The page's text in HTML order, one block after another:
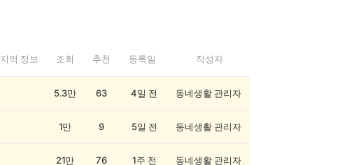
지역 정보 조회 추천 등록일 작성자
5.3만 63 4일 전 동네생활 관리자
1만 9 5일 전 동네생활 관리자
21만 76 1주 전 동네생활 관리자